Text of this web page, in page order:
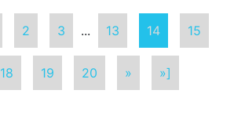
2 3 ... 13 14 15
18 19 20 » »]